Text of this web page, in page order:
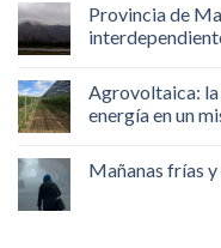
Provincia de
Agrovoltaica:
energía en un
Mañanas frías